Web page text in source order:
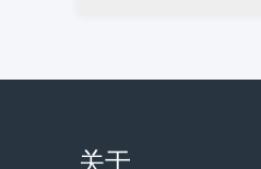
关于